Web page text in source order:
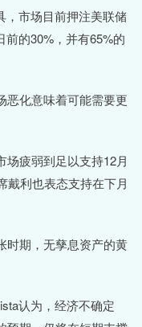
市场目前押注美联储
的30%，并有65%的
化意味着可能需要更
疲弱到足以支持12月
戴利也表态支持在下月
期，无孳息资产的黄
认为，经济不确定